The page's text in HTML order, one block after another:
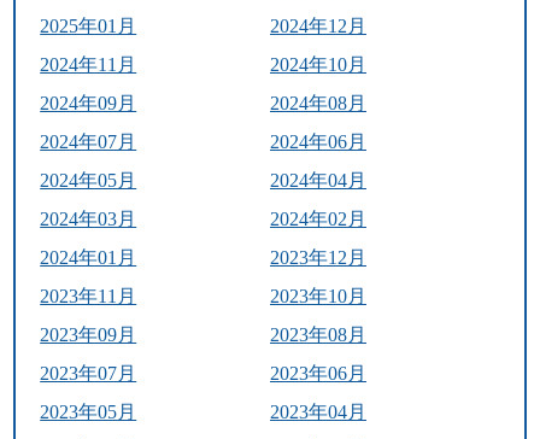
2025年01月
2024年12月
2024年11月
2024年10月
2024年09月
2024年08月
2024年07月
2024年06月
2024年05月
2024年04月
2024年03月
2024年02月
2024年01月
2023年12月
2023年11月
2023年10月
2023年09月
2023年08月
2023年07月
2023年06月
2023年05月
2023年04月